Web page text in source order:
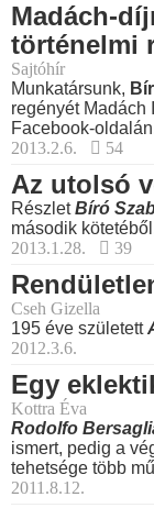
Madách-
történelmi
Sajtóhír
Munkatársunk,
regényét Madách
Facebook-
2013.2.6.
54
Az utolsó
RészletBíró
második
2013.1.28.
39
Cseh Gizella
195 éve született
2012.3.6.
Egy
Kottra Éva
Rodolfo
ismert, pedig a
tehetsége több
2011.8.12.